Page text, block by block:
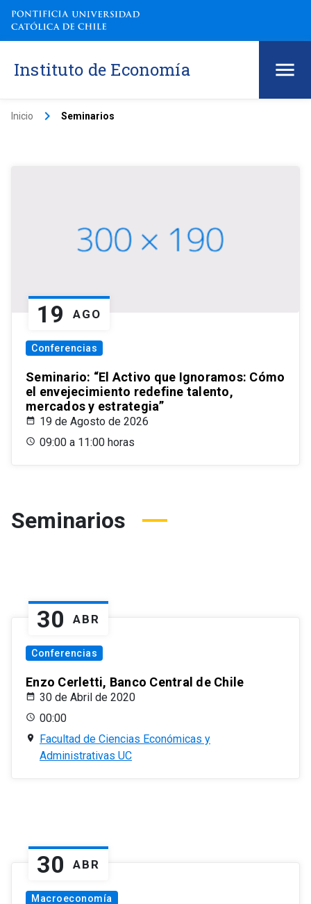
Instituto de Economía
Inicio keyboard_arrow_right Seminarios
19 AGO
Conferencias
Seminario: “El Activo que Ignoramos: Cómo
el envejecimiento redefine talento,
mercados y estrategia”
19 de Agosto de 2026
09:00 a 11:00 horas
Seminarios
30 ABR
Conferencias
Enzo Cerletti, Banco Central de Chile
30 de Abril de 2020
00:00
Facultad de Ciencias Económicas y
Administrativas UC
30 ABR
Macroeconomía